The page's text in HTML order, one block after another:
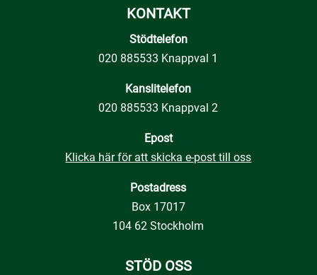
KONTAKT
Stödtelefon
020 885533 Knappval 1
Kanslitelefon
020 885533 Knappval 2
Epost
Klicka här för att skicka e-post till oss
Postadress
Box 17017
104 62 Stockholm
STÖD OSS